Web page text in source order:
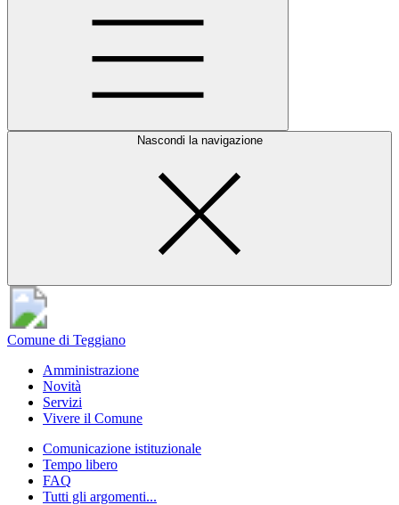
Nascondi la navigazione
Comune di Teggiano
Amministrazione
Novità
Servizi
Vivere il Comune
Comunicazione istituzionale
Tempo libero
FAQ
Tutti gli argomenti...